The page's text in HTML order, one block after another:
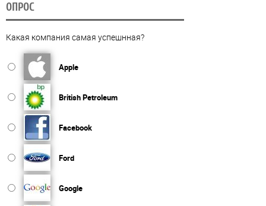
ОПРОС
Какая компания самая успешнная?
Apple
British Petroleum
Facebook
Ford
Google